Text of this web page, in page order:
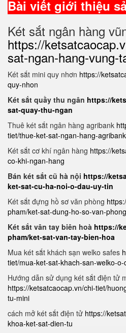
Bài viết giới thiệu
Két sắt ngân hàng
https://
sat-ngan-hang-vung-
Két sắt mini quy nhơn https://
quy-nhon
Két sắt quầy thu ngân https://
sat-quay-thu-ngan
Thuê két sắt ngân hàng agribank
tiet/thue-ket-sat-ngan-hang-agribank
Két sắt cơ khí ngân hàng https://
co-khi-ngan-hang
Bán két sắt cũ hà nội https://
ket-sat-cu-ha-noi-o-dau-uy-tin
Két sắt đựng hồ sơ văn phòng
pham/ket-sat-dung-ho-so-van-phong
Két sắt vân tay biên hoà https://
pham/ket-sat-van-tay-bien-hoa
Mua két sắt khách sạn welko safes
tiet/mua-ket-sat-khach-san-welko-
Hướng dẫn sử dụng két sắt điện tử
https://ketsatcaocap.vn/chi-tiet/
tu-mini
cách mở két sắt điện tử https://
khoa-ket-sat-dien-tu